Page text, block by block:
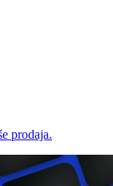
prodaja.